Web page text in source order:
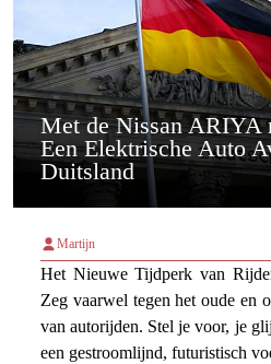
Met de Nissan ARIYA
Een Elektrische Auto
Duitsland
Martijn
Het Nieuwe Tijdperk van
Zeg vaarwel tegen het oude en
van autorijden. Stel je voor, je
een gestroomlijnd, futuristisch